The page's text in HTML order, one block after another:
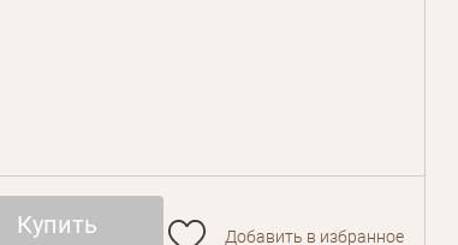
Купить Добавить в избранное